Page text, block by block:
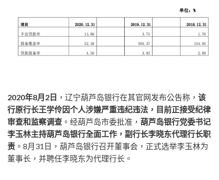
2020年8月2日 ，辽宁葫芦岛银行在其官网发布公告称， 该
行原行长王学伶因个人涉嫌严重违纪违法，目前正接受纪律
审查和监察调查 。经葫芦岛市委批准， 葫芦岛银行党委书记
李玉林主持葫芦岛银行全面工作，副行长李晓东代理行长职
责 。8月31日，葫芦岛银行召开董事会，正式选举李玉林为
董事长，并聘任李晓东为代理行长。